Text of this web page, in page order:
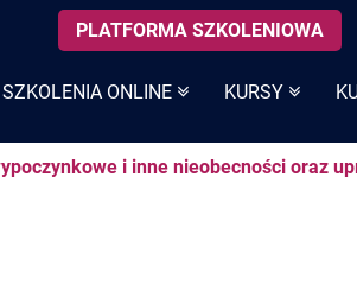
SZKOLENIA ONLINE KURSY
PLATFORMA SZKOLENIOWA
i inne nieobecności oraz